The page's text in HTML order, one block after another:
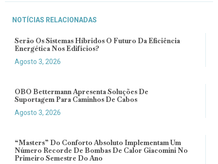
NOTÍCIAS RELACIONADAS
Serão Os Sistemas Híbridos O Futuro Da Eficiência
Energética Nos Edifícios?
Agosto 3, 2026
OBO Bettermann Apresenta Soluções De
Suportagem Para Caminhos De Cabos
Agosto 3, 2026
“Masters” Do Conforto Absoluto Implementam Um
Número Recorde De Bombas De Calor Giacomini No
Primeiro Semestre Do Ano